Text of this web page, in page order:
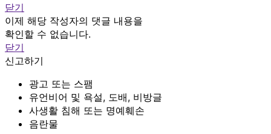
닫기
이제 해당 작성자의 댓글 내용을
확인할 수 없습니다.
닫기
신고하기
광고 또는 스팸
유언비어 및 욕설, 도배, 비방글
사생활 침해 또는 명예훼손
음란물